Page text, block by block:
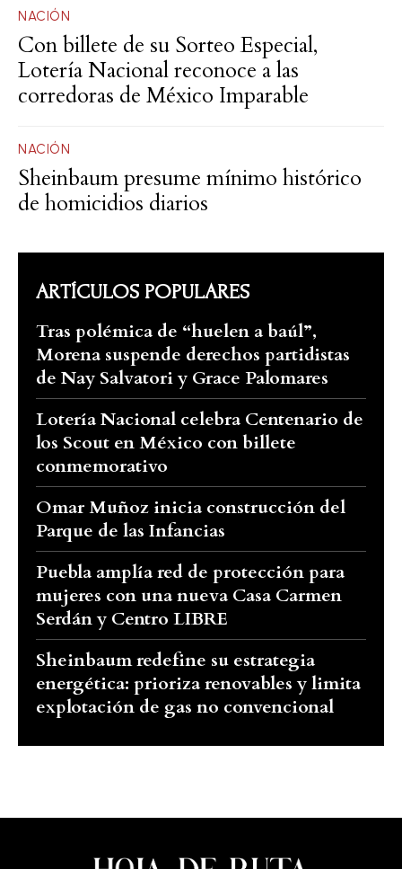
NACIÓN
Con billete de su Sorteo Especial,
Lotería Nacional reconoce a las
corredoras de México Imparable
NACIÓN
Sheinbaum presume mínimo histórico
de homicidios diarios
ARTÍCULOS POPULARES
Tras polémica de “huelen a baúl”,
Morena suspende derechos partidistas
de Nay Salvatori y Grace Palomares
Lotería Nacional celebra Centenario de
los Scout en México con billete
conmemorativo
Omar Muñoz inicia construcción del
Parque de las Infancias
Puebla amplía red de protección para
mujeres con una nueva Casa Carmen
Serdán y Centro LIBRE
Sheinbaum redefine su estrategia
energética: prioriza renovables y limita
explotación de gas no convencional